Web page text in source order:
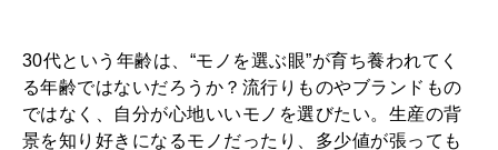
WORK&MONEY
いい人生って？
生
や
30代という年齢は、“モノを選ぶ眼”が育ち養われてく
る年齢ではないだろうか？流行りものやブランドもの
ではなく、自分が心地いいモノを選びたい。生産の背
景を知り好きになるモノだったり、多少値が張っても